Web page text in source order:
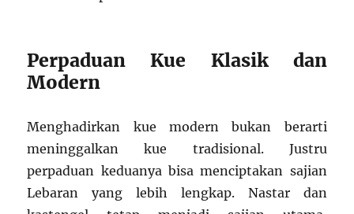
Perpaduan Kue Klasik dan
Modern
Menghadirkan kue modern bukan berarti
meninggalkan kue tradisional. Justru
perpaduan keduanya bisa menciptakan sajian
Lebaran yang lebih lengkap. Nastar dan